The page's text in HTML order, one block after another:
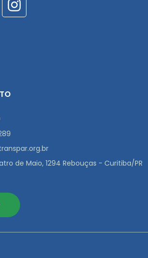
de Maio, 1294 Rebouças - Curitiba/PR